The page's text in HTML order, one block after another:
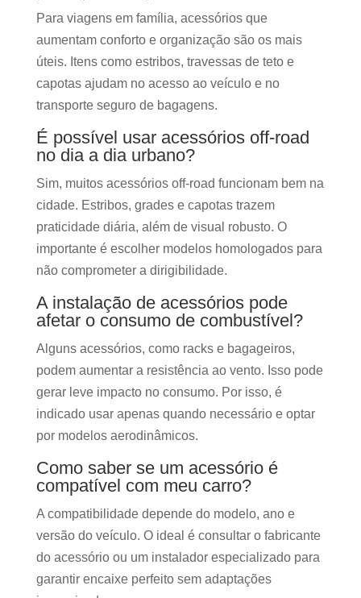
Para viagens em família, acessórios que
aumentam conforto e organização são os mais
úteis. Itens como estribos, travessas de teto e
capotas ajudam no acesso ao veículo e no
transporte seguro de bagagens.
É possível usar acessórios off-road
no dia a dia urbano?
Sim, muitos acessórios off-road funcionam bem na
cidade. Estribos, grades e capotas trazem
praticidade diária, além de visual robusto. O
importante é escolher modelos homologados para
não comprometer a dirigibilidade.
A instalação de acessórios pode
afetar o consumo de combustível?
Alguns acessórios, como racks e bagageiros,
podem aumentar a resistência ao vento. Isso pode
gerar leve impacto no consumo. Por isso, é
indicado usar apenas quando necessário e optar
por modelos aerodinâmicos.
Como saber se um acessório é
compatível com meu carro?
A compatibilidade depende do modelo, ano e
versão do veículo. O ideal é consultar o fabricante
do acessório ou um instalador especializado para
garantir encaixe perfeito sem adaptações